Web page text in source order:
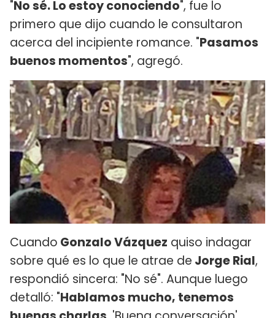
"No sé. Lo estoy conociendo", fue lo
primero que dijo cuando le consultaron
acerca del incipiente romance. "Pasamos
buenos momentos", agregó.
Cuando Gonzalo Vázquez quiso indagar
sobre qué es lo que le atrae de Jorge Rial,
respondió sincera: "No sé". Aunque luego
detalló: "Hablamos mucho, tenemos